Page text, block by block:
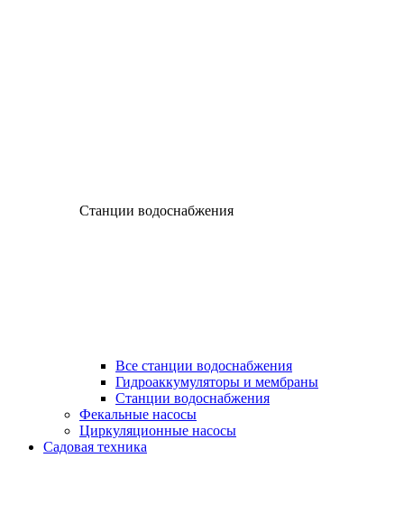
Станции водоснабжения
Все станции водоснабжения
Гидроаккумуляторы и мембраны
Станции водоснабжения
Фекальные насосы
Циркуляционные насосы
Садовая техника